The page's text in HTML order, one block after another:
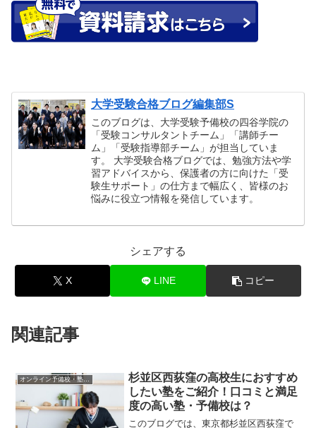
大学受験合格ブログ編集部S
このブログは、大学受験予備校の四谷学院の
「受験コンサルタントチーム」「講師チー
ム」「受験指導部チーム」が担当していま
す。 大学受験合格ブログでは、勉強方法や学
習アドバイスから、保護者の方に向けた「受
験生サポート」の仕方まで幅広く、皆様のお
悩みに役立つ情報を発信しています。
シェアする
X LINE コピー
関連記事
オンライン予備校・塾の活用法
杉並区西荻窪の高校生におすすめ
したい塾をご紹介！口コミと満足
度の高い塾・予備校は？
このブログでは、東京都杉並区西荻窪で